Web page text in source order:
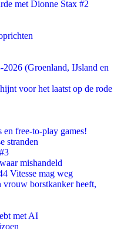
met Dionne Stax #2
(Groenland, IJsland en
voor het laatst op de rode
en free-to-play games!
stranden
mishandeld
Vitesse mag weg
borstkanker heeft,
met AI